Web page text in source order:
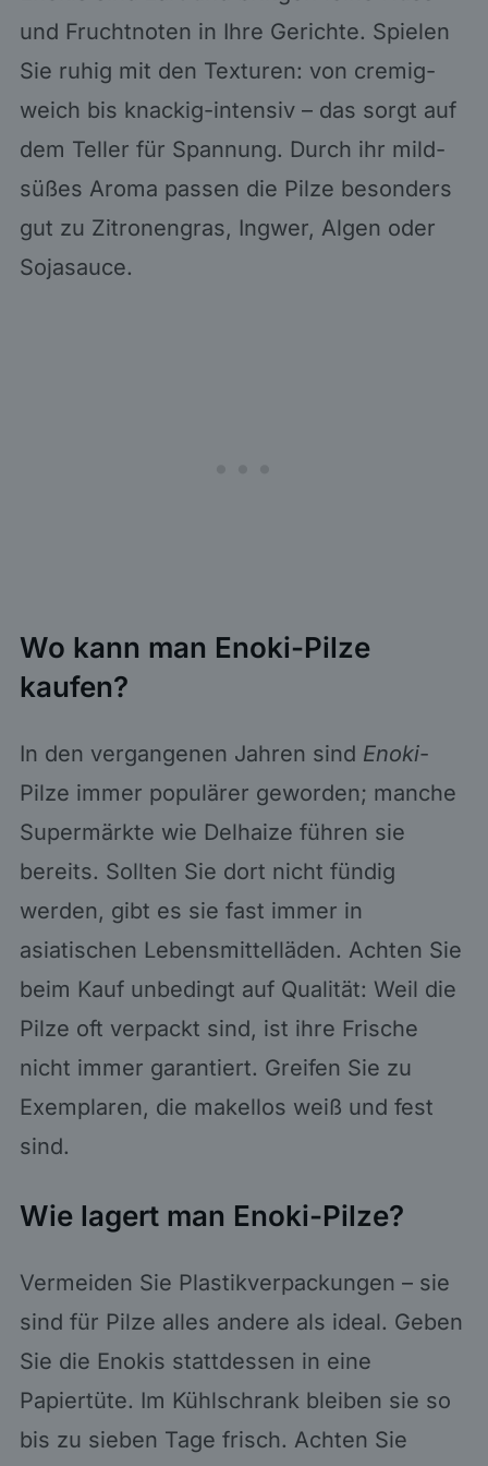
und Fruchtnoten in Ihre Gerichte. Spielen
Sie ruhig mit den Texturen: von cremig-
weich bis knackig-intensiv – das sorgt auf
dem Teller für Spannung. Durch ihr mild-
süßes Aroma passen die Pilze besonders
gut zu Zitronengras, Ingwer, Algen oder
Sojasauce.
Wo kann man Enoki-Pilze
kaufen?
In den vergangenen Jahren sind Enoki-
Pilze immer populärer geworden; manche
Supermärkte wie Delhaize führen sie
bereits. Sollten Sie dort nicht fündig
werden, gibt es sie fast immer in
asiatischen Lebensmittelläden. Achten Sie
beim Kauf unbedingt auf Qualität: Weil die
Pilze oft verpackt sind, ist ihre Frische
nicht immer garantiert. Greifen Sie zu
Exemplaren, die makellos weiß und fest
sind.
Wie lagert man Enoki-Pilze?
Vermeiden Sie Plastikverpackungen – sie
sind für Pilze alles andere als ideal. Geben
Sie die Enokis stattdessen in eine
Papiertüte. Im Kühlschrank bleiben sie so
bis zu sieben Tage frisch. Achten Sie